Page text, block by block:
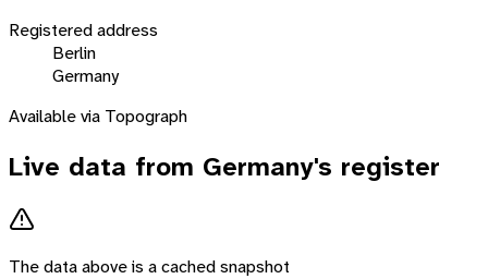
Registered address
Berlin
Germany
Available via Topograph
Live data from Germany's register
The data above is a cached snapshot